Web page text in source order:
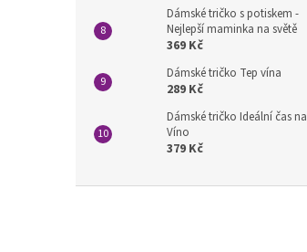
Dámské tričko s potiskem -
Nejlepší maminka na světě
369 Kč
Dámské tričko Tep vína
289 Kč
Dámské tričko Ideální čas na
Víno
379 Kč